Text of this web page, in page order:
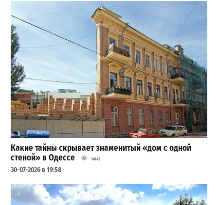
Какие тайны скрывает знаменитый «дом с одной
стеной» в Одессе
34143
30-07-2026 в 19:58